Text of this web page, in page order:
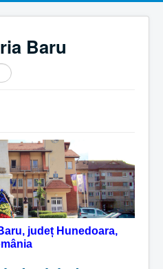
Baru
județ Hunedoara,